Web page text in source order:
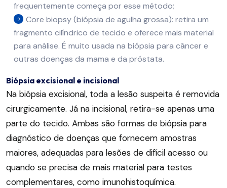
frequentemente começa por esse método;
Core biopsy (biópsia de agulha grossa): retira um
fragmento cilíndrico de tecido e oferece mais material
para análise. É muito usada na biópsia para câncer e
outras doenças da mama e da próstata.
Biópsia excisional e incisional
Na biópsia excisional, toda a lesão suspeita é removida
cirurgicamente. Já na incisional, retira-se apenas uma
parte do tecido. Ambas são formas de biópsia para
diagnóstico de doenças que fornecem amostras
maiores, adequadas para lesões de difícil acesso ou
quando se precisa de mais material para testes
complementares, como imunohistoquímica.